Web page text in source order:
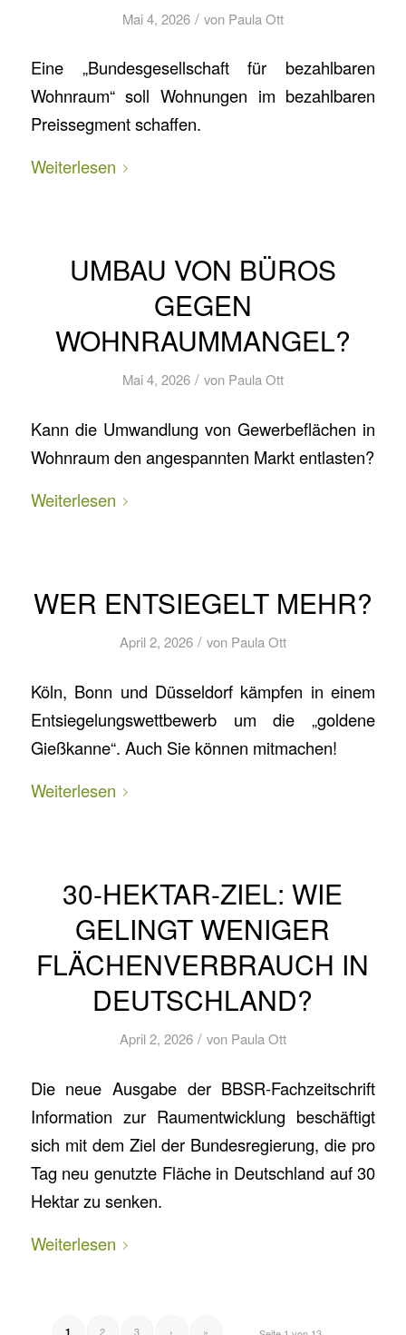
Mai 4, 2026 / von Paula Ott
Eine „Bundesgesellschaft für bezahlbaren
Wohnraum“ soll Wohnungen im bezahlbaren
Preissegment schaffen.
Weiterlesen
UMBAU VON BÜROS
GEGEN
WOHNRAUMMANGEL?
Mai 4, 2026 / von Paula Ott
Kann die Umwandlung von Gewerbeflächen in
Wohnraum den angespannten Markt entlasten?
Weiterlesen
WER ENTSIEGELT MEHR?
April 2, 2026 / von Paula Ott
Köln, Bonn und Düsseldorf kämpfen in einem
Entsiegelungswettbewerb um die „goldene
Gießkanne“. Auch Sie können mitmachen!
Weiterlesen
30-HEKTAR-ZIEL: WIE
GELINGT WENIGER
FLÄCHENVERBRAUCH IN
DEUTSCHLAND?
April 2, 2026 / von Paula Ott
Die neue Ausgabe der BBSR-Fachzeitschrift
Information zur Raumentwicklung beschäftigt
sich mit dem Ziel der Bundesregierung, die pro
Tag neu genutzte Fläche in Deutschland auf 30
Hektar zu senken.
Weiterlesen
1 2 3 › »